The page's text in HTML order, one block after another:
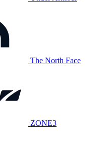
The North Face
ZONE3